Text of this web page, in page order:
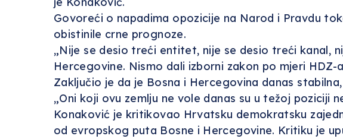
Govoreći o napadima opozicije na Narod i Pravdu
obistinile crne prognoze.
„Nije se desio treći entitet, nije se desio treći kanal,
Hercegovine. Nismo dali izborni zakon po mjeri
Zaključio je da je Bosna i Hercegovina danas
„Oni koji ovu zemlju ne vole danas su u težoj poziciji
Konaković je kritikovao Hrvatsku demokratsku
od evropskog puta Bosne i Hercegovine. Kritiku je